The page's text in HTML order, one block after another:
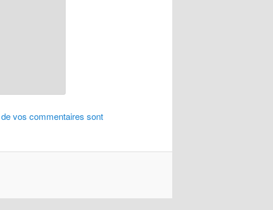
vos commentaires sont